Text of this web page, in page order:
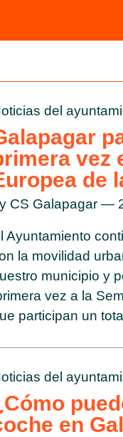
del
vez
de
CS Galapagar —
Ayuntamiento
la movilidad
municipio y
vez a la
participan un
del
en